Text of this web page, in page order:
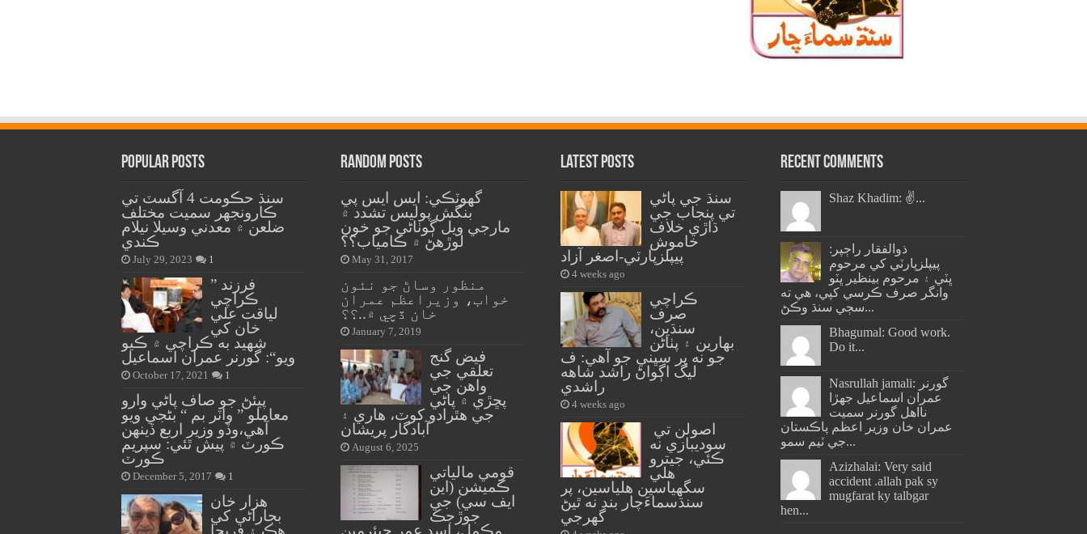
Popular Posts
سنڌ حڪومت 4 آگسٽ تي
ڪارونجهر سميت مختلف
ضلعن ۾ معدني وسيلا نيلام
ڪندي
July 29, 2023 1
” فرزند
ڪراچي
لياقت علي
خان کي
شهيد به ڪراچي ۾ ڪيو
ويو“: گورنر عمران اسماعيل
October 17, 2021 1
پيئڻ جو صاف پاڻي وارو
معاملو ” واٽر بم “ بڻجي ويو
آهي،وڏو وزير اربع ڏينهن
ڪورٽ ۾ پيش ٿئي: سپريم
ڪورٽ
December 5, 2017 1
هزار خان
بجاراڻي کي
هڪ ۽ فريحا
Random Posts
گهوٽڪي: ايس ايس پي
بنگش پوليس تشدد ۾
مارجي ويل ڳوٺاڻي جو خون
لوڙهڻ ۾ ڪامياب؟؟
May 31, 2017
منظور وساڻ جو نئون
خواب، وزيراعظم عمران
خان ڏچي ۾..؟؟
January 7, 2019
فيض گنج
تعلقي جي
واهن جي
پڇڙي ۾ پاڻي
جي هٿرادو کوٽ، هاري ۽
آبادگار پريشان
August 6, 2025
قومي مالياتي
ڪميشن (اين
ايف سي) جي
جوڙجڪ
مڪمل، اسد عمر چيئرمين
Latest Posts
سنڌ جي پاڻي
تي پنجاب جي
ڌاڙي خلاف
خاموش
پيپلزپارٽي-اصغر آزاد
4 weeks ago
ڪراچي
صرف
سنڌين،
بهارين ۽ پٺاڻن
جو نه پر سڀني جو آهي: ف
ليگ اڳواڻ راشد شاهه
راشدي
4 weeks ago
سوديبازي نه
ڪئي، جيترو
هلي
سگهياسين هلياسين، پر
سنڌسماءَچار بند نه ٿيڻ
گهرجي
Recent Comments
Shaz Khadim: ✌️...
ذوالفقار راڄپر:
پيپلزپارٽي کي مرحوم
ڀٽي ۽ مرحوم بينظير ڀٽو
وانگر صرف ڪرسي کپي، هي ته
سڄي سنڌ وڪڻ...
Bhagumal: Good work.
Do it...
Nasrullah jamali: گورنر
عمران اسماعيل جھڙا
نااهل گورنر سميت
عمران خان وزير اعظم پاڪستان
جي ٽيم سمو...
Azizhalai: Very said
accident .allah pak sy
mugfarat ky talbgar
hen...